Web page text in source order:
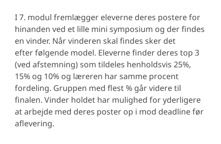
I 7. modul fremlægger eleverne deres postere for
hinanden ved et lille mini symposium og der findes
en vinder. Når vinderen skal findes sker det
efter følgende model. Eleverne finder deres top 3
(ved afstemning) som tildeles henholdsvis 25%,
15% og 10% og læreren har samme procent
fordeling. Gruppen med flest % går videre til
finalen. Vinder holdet har mulighed for yderligere
at arbejde med deres poster op i mod deadline før
aflevering.